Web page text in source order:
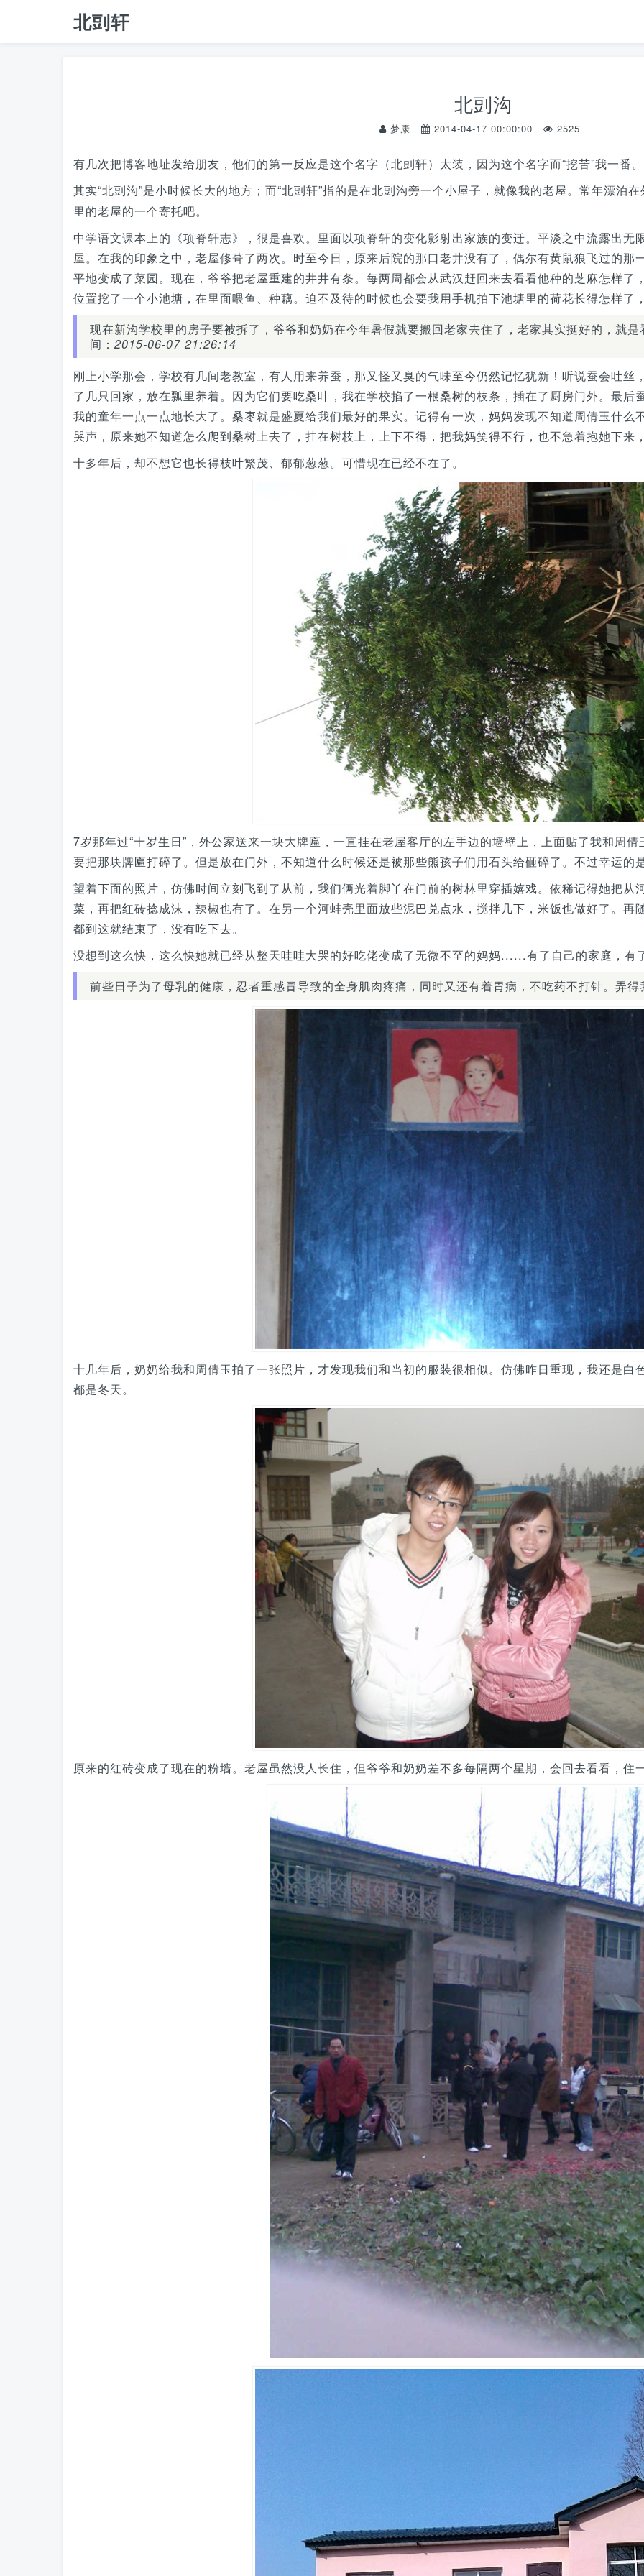
北剅轩
北剅沟
梦康 2014-04-17 00:00:00 2525
有几次把博客地址发给朋友，他们的第一反应是这个名字（北剅轩）太装，因为这个名字而“挖苦”我一番。
其实“北剅沟”是小时候长大的地方；而“北剅轩”指的是在北剅沟旁一个小屋子，就像我的老屋。常年漂泊
里的老屋的一个寄托吧。
中学语文课本上的《项脊轩志》，很是喜欢。里面以项脊轩的变化影射出家族的变迁。平淡之中流露出
屋。在我的印象之中，老屋修葺了两次。时至今日，原来后院的那口老井没有了，偶尔有黄鼠狼飞过的
平地变成了菜园。现在，爷爷把老屋重建的井井有条。每两周都会从武汉赶回来去看看他种的芝麻怎样
位置挖了一个小池塘，在里面喂鱼、种藕。迫不及待的时候也会要我用手机拍下池塘里的荷花长得怎样了
现在新沟学校里的房子要被拆了，爷爷和奶奶在今年暑假就要搬回老家去住了，老家其实挺好的，就
间： 2015-06-07 21:26:14
刚上小学那会，学校有几间老教室，有人用来养蚕，那又怪又臭的气味至今仍然记忆犹新！听说蚕会吐
了几只回家，放在瓢里养着。因为它们要吃桑叶，我在学校掐了一根桑树的枝条，插在了厨房门外。最
我的童年一点一点地长大了。桑枣就是盛夏给我们最好的果实。记得有一次，妈妈发现不知道周倩玉什
哭声，原来她不知道怎么爬到桑树上去了，挂在树枝上，上下不得，把我妈笑得不行，也不急着抱她下来
十多年后，却不想它也长得枝叶繁茂、郁郁葱葱。可惜现在已经不在了。
7岁那年过“十岁生日”，外公家送来一块大牌匾，一直挂在老屋客厅的左手边的墙壁上，上面贴了我和周
要把那块牌匾打碎了。但是放在门外，不知道什么时候还是被那些熊孩子们用石头给砸碎了。不过幸运的
望着下面的照片，仿佛时间立刻飞到了从前，我们俩光着脚丫在门前的树林里穿插嬉戏。依稀记得她把
菜，再把红砖捻成沫，辣椒也有了。在另一个河蚌壳里面放些泥巴兑点水，搅拌几下，米饭也做好了。
都到这就结束了，没有吃下去。
没想到这么快，这么快她就已经从整天哇哇大哭的好吃佬变成了无微不至的妈妈......有了自己的家庭，有
前些日子为了母乳的健康，忍者重感冒导致的全身肌肉疼痛，同时又还有着胃病，不吃药不打针。弄
十几年后，奶奶给我和周倩玉拍了一张照片，才发现我们和当初的服装很相似。仿佛昨日重现，我还是
都是冬天。
原来的红砖变成了现在的粉墙。老屋虽然没人长住，但爷爷和奶奶差不多每隔两个星期，会回去看看，住